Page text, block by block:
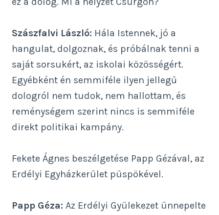
Szászfalvi László: Hála Istennek, jó a
hangulat, dolgoznak, és próbálnak tenni a
saját sorsukért, az iskolai közösségért.
Egyébként én semmiféle ilyen jellegű
dologról nem tudok, nem hallottam, és
reménységem szerint nincs is semmiféle
direkt politikai kampány.
Fekete Ágnes beszélgetése Papp Gézával, az
Erdélyi Egyházkerület püspökével.
Papp Géza: Az Erdélyi Gyülekezet ünnepelte